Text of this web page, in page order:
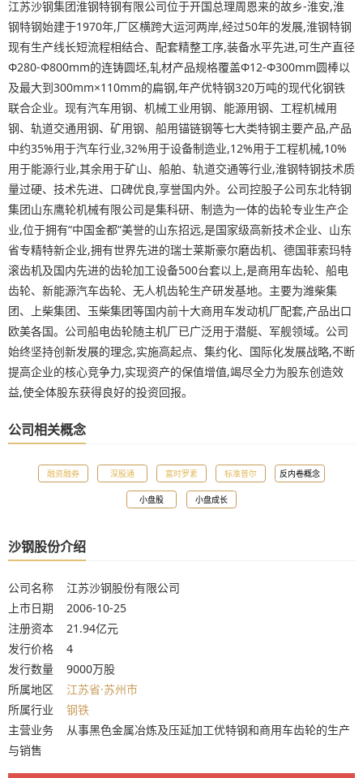
江苏沙钢集团淮钢特钢有限公司位于开国总理周恩来的故乡-淮安,淮
钢特钢始建于1970年,厂区横跨大运河两岸,经过50年的发展,淮钢特钢
现有生产线长短流程相结合、配套精整工序,装备水平先进,可生产直径
Φ280-Φ800mm的连铸圆坯,轧材产品规格覆盖Φ12-Φ300mm圆棒以
及最大到300mm×110mm的扁钢,年产优特钢320万吨的现代化钢铁
联合企业。现有汽车用钢、机械工业用钢、能源用钢、工程机械用
钢、轨道交通用钢、矿用钢、船用锚链钢等七大类特钢主要产品,产品
中约35%用于汽车行业,32%用于设备制造业,12%用于工程机械,10%
用于能源行业,其余用于矿山、船舶、轨道交通等行业,淮钢特钢技术质
量过硬、技术先进、口碑优良,享誉国内外。公司控股子公司东北特钢
集团山东鹰轮机械有限公司是集科研、制造为一体的齿轮专业生产企
业,位于拥有“中国金都”美誉的山东招远,是国家级高新技术企业、山东
省专精特新企业,拥有世界先进的瑞士莱斯豪尔磨齿机、德国菲索玛特
滚齿机及国内先进的齿轮加工设备500台套以上,是商用车齿轮、船电
齿轮、新能源汽车齿轮、无人机齿轮生产研发基地。主要为潍柴集
团、上柴集团、玉柴集团等国内前十大商用车发动机厂配套,产品出口
欧美各国。公司船电齿轮随主机厂已广泛用于潜艇、军舰领域。公司
始终坚持创新发展的理念,实施高起点、集约化、国际化发展战略,不断
提高企业的核心竞争力,实现资产的保值增值,竭尽全力为股东创造效
益,使全体股东获得良好的投资回报。
公司相关概念
融资融券 深股通 富时罗素 标准普尔 反内卷概念
小盘股 小盘成长
沙钢股份介绍
公司名称 江苏沙钢股份有限公司
上市日期 2006-10-25
注册资本 21.94亿元
发行价格 4
发行数量 9000万股
所属地区 江苏省·苏州市
所属行业 钢铁
主营业务 从事黑色金属冶炼及压延加工优特钢和商用车齿轮的生产
与销售